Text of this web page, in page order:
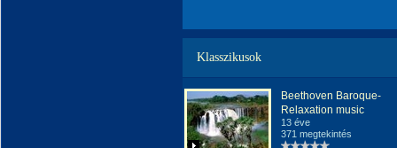
Klasszikusok
Beethoven Baroque-
Relaxation music
13 éve
371 megtekintés